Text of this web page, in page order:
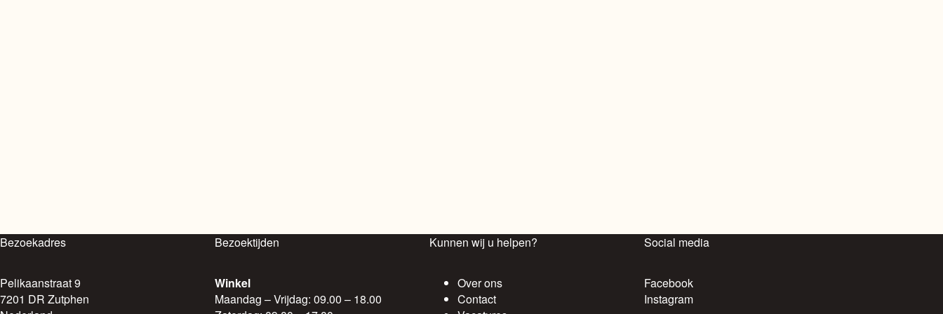
Bezoekadres
Pelikaanstraat 9
7201 DR Zutphen
Bezoektijden
Winkel
Maandag – Vrijdag: 09.00 – 18.00
Kunnen wij u helpen?
Over ons
Contact
Social media
Facebook
Instagram